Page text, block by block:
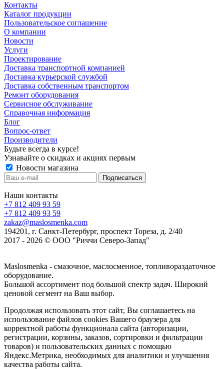
Контакты
Каталог продукции
Пользовательское соглашение
О компании
Новости
Услуги
Проектирование
Доставка транспортной компанией
Доставка курьерской службой
Доставка собственным транспортом
Ремонт оборудования
Сервисное обслуживание
Справочная информация
Блог
Вопрос-ответ
Производители
Будьте всегда в курсе!
Узнавайте о скидках и акциях первым
Новости магазина
Наши контакты
+7 812 409 93 59
+7 812 409 93 59
zakaz@maslosmenka.com
194201, г. Санкт-Петербург, проспект Тореза, д. 2/40
2017 - 2026 © ООО "Риччи Северо-Запад"
Maslosmenka - смазочное, маслосменное, топливораздаточное
оборудование.
Большой ассортимент под большой спектр задач. Широкий
ценовой сегмент на Ваш выбор.
Продолжая использовать этот сайт, Вы соглашаетесь на
использование файлов cookies Вашего браузера для
корректной работы функционала сайта (авторизации,
регистрации, корзины, заказов, сортировки и фильтрации
товаров) и пользовательских данных с помощью
Яндекс.Метрика, необходимых для аналитики и улучшения
качества работы сайта.